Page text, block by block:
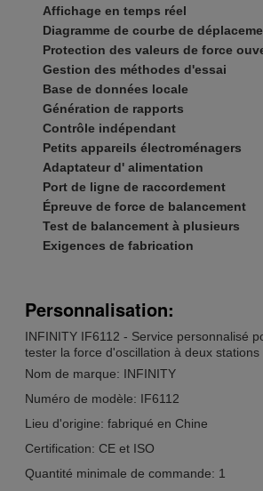
Affichage en temps réel
Diagramme de courbe de
Protection des valeurs de force
Gestion des méthodes d'essai
Base de données locale
Génération de rapports
Contrôle indépendant
Petits appareils électroménagers
Adaptateur d' alimentation
Port de ligne de raccordement
Épreuve de force de balancement
Test de balancement à plusieurs
Exigences de fabrication
Personnalisation:
INFINITY IF6112 - Service personnalisé
tester la force d'oscillation à deux stations
Nom de marque: INFINITY
Numéro de modèle: IF6112
Lieu d'origine: fabriqué en Chine
Certification: CE et ISO
Quantité minimale de commande: 1